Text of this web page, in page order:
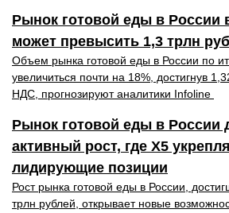
Рынок готовой еды в России
может превысить 1,3 трлн
Объем рынка готовой еды в России по
увеличиться почти на 18%, достигнув
НДС, прогнозируют аналитики Infoline
Рынок готовой еды в России
активный рост, где X5
лидирующие позиции
Рост рынка готовой еды в России,
трлн рублей, открывает новые